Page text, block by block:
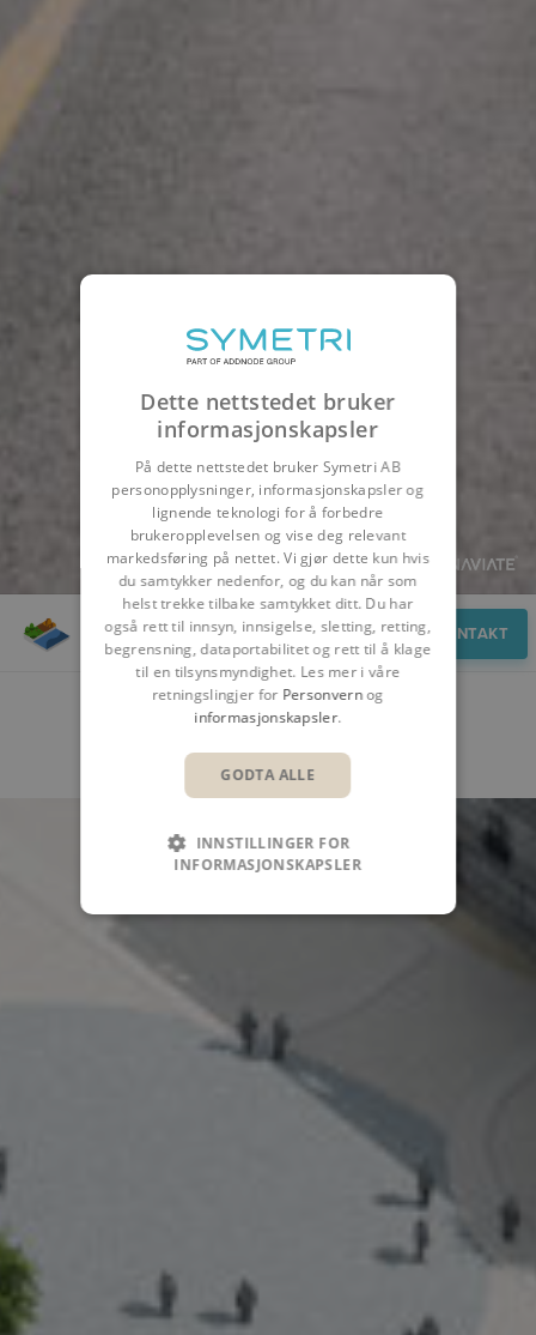
Funksjoner KONTAKT
FUNKSJONER
Dette nettstedet bruker
informasjonskapsler
På dette nettstedet bruker Symetri AB
personopplysninger, informasjonskapsler og
lignende teknologi for å forbedre
brukeropplevelsen og vise deg relevant
markedsføring på nettet. Vi gjør dette kun hvis
du samtykker nedenfor, og du kan når som
helst trekke tilbake samtykket ditt. Du har
også rett til innsyn, innsigelse, sletting, retting,
begrensning, dataportabilitet og rett til å klage
til en tilsynsmyndighet. Les mer i våre
retningslingjer for Personvernog
informasjonskapsler.
GODTA ALLE
INNSTILLINGER FOR
INFORMASJONSKAPSLER